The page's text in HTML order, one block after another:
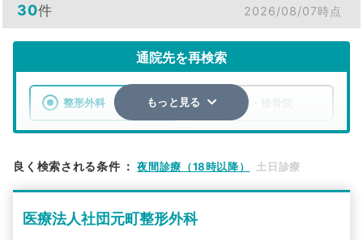
30件 2026/08/07時点
通院先を再検索
整形外科 整骨院・接骨院
検索する
詳細条件で絞り込む
もっと見る
良く検索される条件 ： 夜間診療（18時以降） 土日診療
医療法人社団元町整形外科